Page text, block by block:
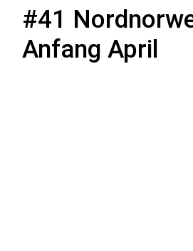
#41
Anfang April